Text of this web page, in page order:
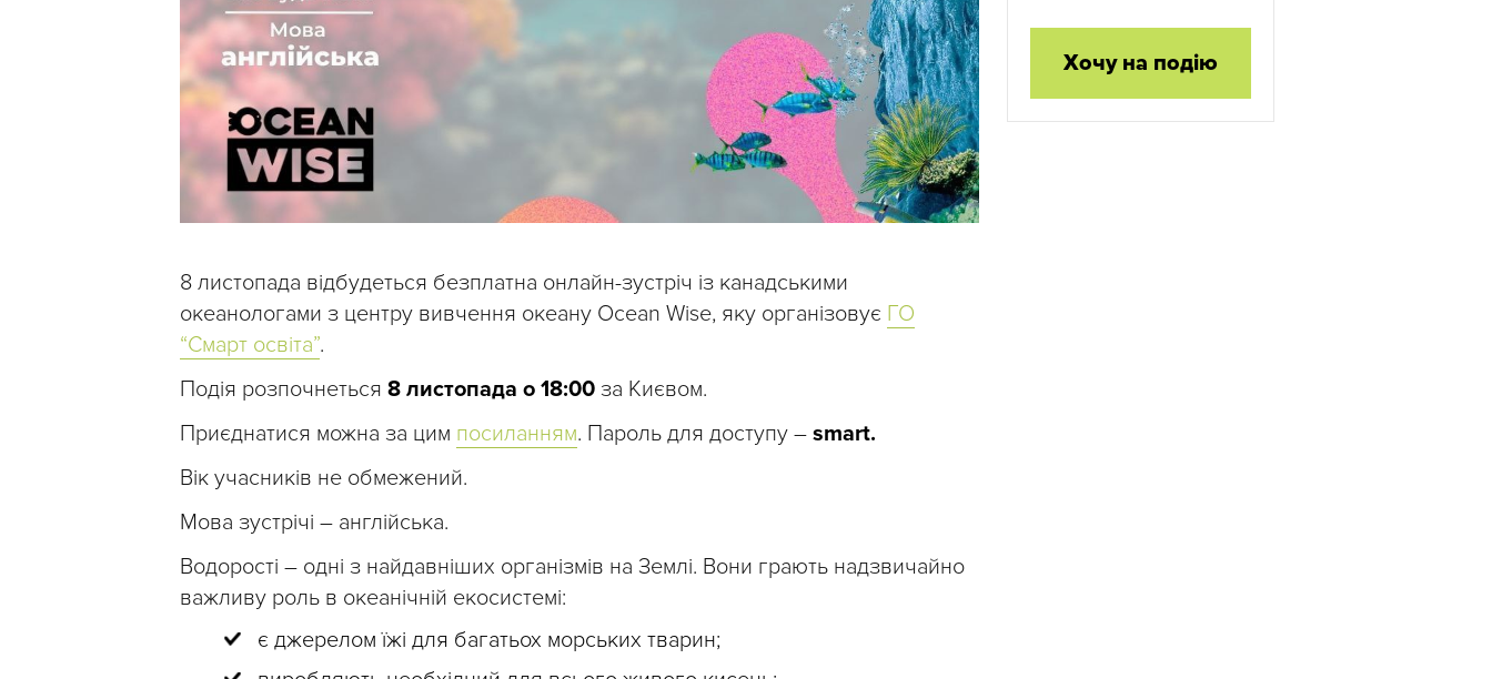
8 листопада відбудеться безплатна онлайн-зустріч із канадськими
океанологами з центру вивчення океану Ocean Wise, яку організовує ГО
“Смарт освіта”.
Подія розпочнеться 8 листопада о 18:00 за Києвом.
Приєднатися можна за цим посиланням. Пароль для доступу – smart.
Вік учасників не обмежений.
Мова зустрічі – англійська.
Водорості – одні з найдавніших організмів на Землі. Вони грають надзвичайно
важливу роль в океанічній екосистемі:
є джерелом їжі для багатьох морських тварин;
Хочу на подію